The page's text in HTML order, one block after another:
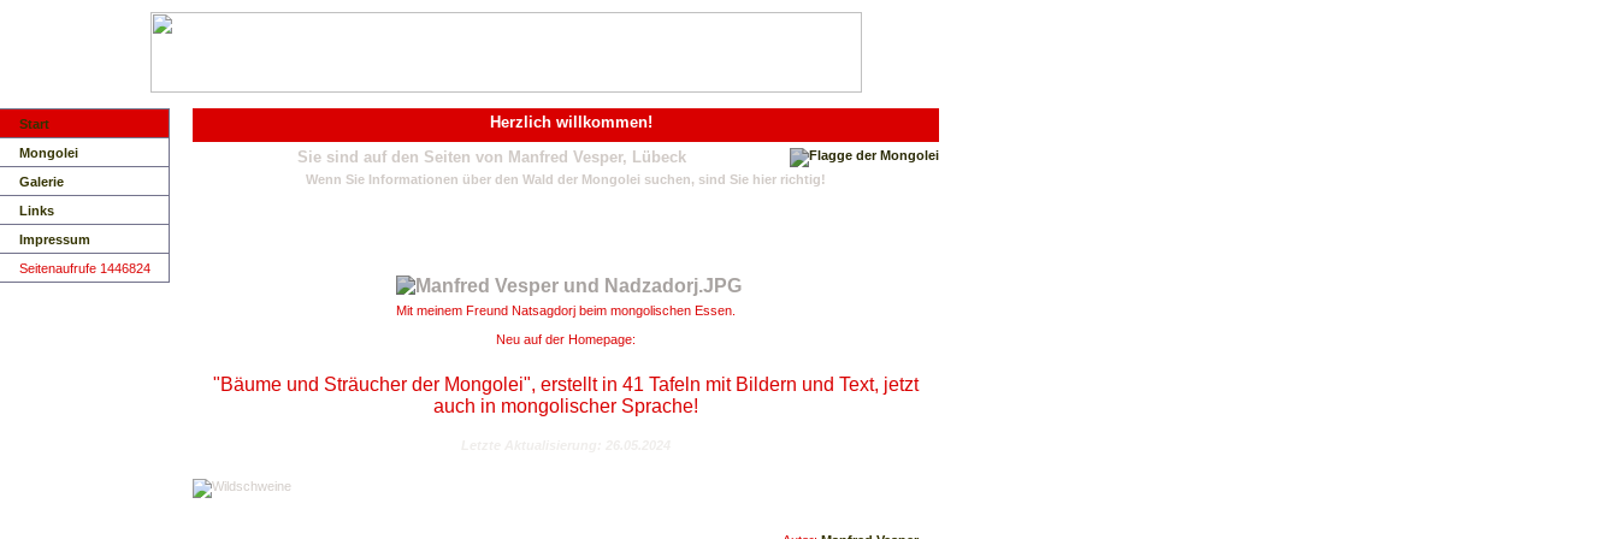
Start
Mongolei
Galerie
Links
Impressum
Seitenaufrufe 1446824
Herzlich willkommen!
Sie sind auf den Seiten von Manfred Vesper, Lübeck
Wenn Sie Informationen über den Wald der Mongolei suchen, sind Sie hier richtig!
Mit meinem Freund Natsagdorj beim mongolischen Essen.
Neu auf der Homepage:
"Bäume und Sträucher der Mongolei", erstellt in 41 Tafeln mit Bildern und Text, jetzt
auch in mongolischer Sprache!